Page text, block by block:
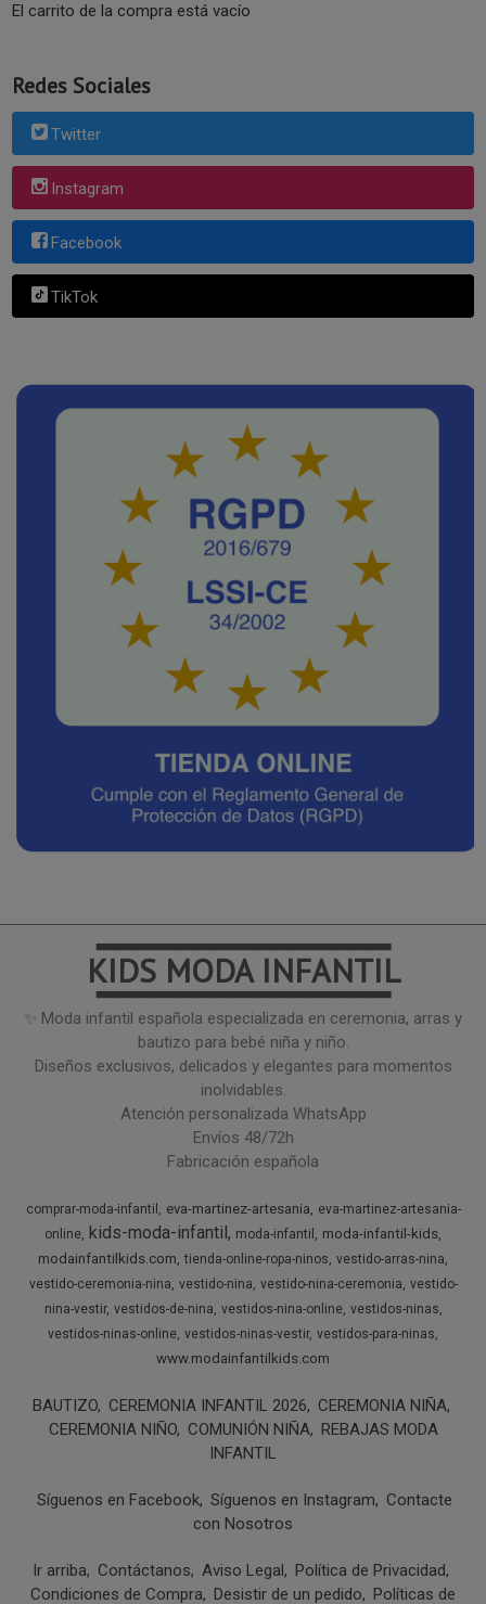
El carrito de la compra está vacío
Redes Sociales
Twitter
Instagram
Facebook
TikTok
━━━━━━━━━━━━━━━
KIDS MODA INFANTIL
━━━━━━━━━━━━━━━
✨ Moda infantil española especializada en ceremonia, arras y
bautizo para bebé niña y niño.
Diseños exclusivos, delicados y elegantes para momentos
inolvidables.
Atención personalizada WhatsApp
Envíos 48/72h
Fabricación española
comprar-moda-infantil eva-martinez-artesania
eva-martinez-artesania-
online kids-moda-infantil moda-infantil
moda-infantil-kids
modainfantilkids.com tienda-online-ropa-ninos vestido-arras-nina
vestido-ceremonia-nina vestido-nina vestido-nina-ceremonia vestido-
nina-vestir vestidos-de-nina vestidos-nina-online vestidos-ninas
vestidos-ninas-online vestidos-ninas-vestir vestidos-para-ninas
www.modainfantilkids.com
BAUTIZO CEREMONIA INFANTIL 2026
CEREMONIA NIÑA
CEREMONIA NIÑO COMUNIÓN NIÑA REBAJAS MODA
INFANTIL
Síguenos en Facebook Síguenos en Instagram
Contacte
con Nosotros
Ir arriba Contáctanos Aviso Legal
Política de Privacidad
Condiciones de Compra
Desistir de un pedido Políticas de